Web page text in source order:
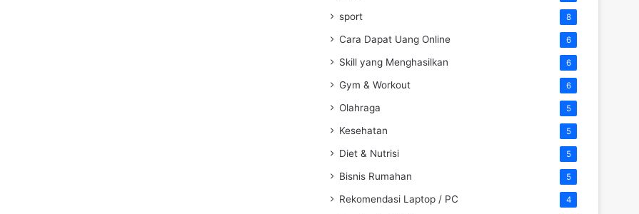
sport 8
Cara Dapat Uang Online 6
Skill yang Menghasilkan 6
Gym & Workout 6
Olahraga 5
Kesehatan 5
Diet & Nutrisi 5
Bisnis Rumahan 5
Rekomendasi Laptop / PC 4